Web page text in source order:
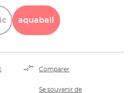
aquaball
Comparer
Se souvenir de